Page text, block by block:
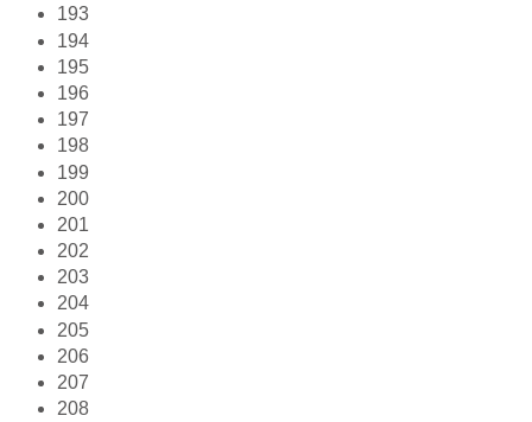
193
194
195
196
197
198
199
200
201
202
203
204
205
206
207
208